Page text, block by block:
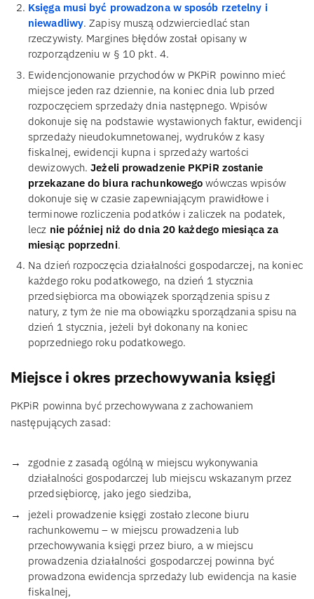
Księga musi być prowadzona w sposób rzetelny i
niewadliwy. Zapisy muszą odzwierciedlać stan
rzeczywisty. Margines błędów został opisany w
rozporządzeniu w § 10 pkt. 4.
Ewidencjonowanie przychodów w PKPiR powinno mieć
miejsce jeden raz dziennie, na koniec dnia lub przed
rozpoczęciem sprzedaży dnia następnego. Wpisów
dokonuje się na podstawie wystawionych faktur, ewidencji
sprzedaży nieudokumnetowanej, wydruków z kasy
fiskalnej, ewidencji kupna i sprzedaży wartości
dewizowych. Jeżeli prowadzenie PKPiR zostanie
przekazane do biura rachunkowego wówczas wpisów
dokonuje się w czasie zapewniającym prawidłowe i
terminowe rozliczenia podatków i zaliczek na podatek,
lecz nie później niż do dnia 20 każdego miesiąca za
miesiąc poprzedni.
Na dzień rozpoczęcia działalności gospodarczej, na koniec
każdego roku podatkowego, na dzień 1 stycznia
przedsiębiorca ma obowiązek sporządzenia spisu z
natury, z tym że nie ma obowiązku sporządzania spisu na
dzień 1 stycznia, jeżeli był dokonany na koniec
poprzedniego roku podatkowego.
Miejsce i okres przechowywania księgi
PKPiR powinna być przechowywana z zachowaniem
następujących zasad:
zgodnie z zasadą ogólną w miejscu wykonywania
działalności gospodarczej lub miejscu wskazanym przez
przedsiębiorcę, jako jego siedziba,
jeżeli prowadzenie księgi zostało zlecone biuru
rachunkowemu – w miejscu prowadzenia lub
przechowywania księgi przez biuro, a w miejscu
prowadzenia działalności gospodarczej powinna być
prowadzona ewidencja sprzedaży lub ewidencja na kasie
fiskalnej,